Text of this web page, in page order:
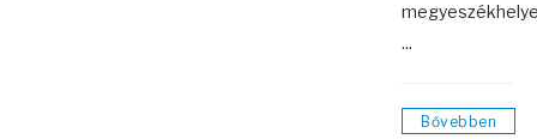
...
Bővebben